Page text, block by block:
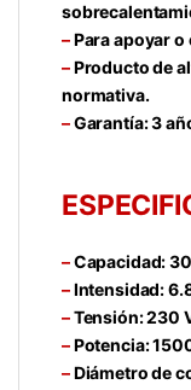
–Para apoyar o
–Producto de
normativa.
–Garantía: 3
–Capacidad:
–Intensidad:
–Tensión: 230
–Potencia:
–Diámetro de